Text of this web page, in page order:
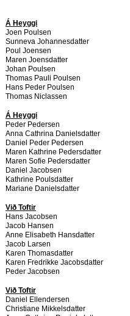
Á Heyggi
Joen Poulsen
Sunneva Johannesdatter
Poul Joensen
Maren Joensdatter
Johan Poulsen
Thomas Pauli Poulsen
Hans Peder Poulsen
Thomas Niclassen
Á Heyggi
Peder Pedersen
Anna Cathrina Danielsdatter
Daniel Peder Pedersen
Maren Kathrine Pedersdatter
Maren Sofie Pedersdatter
Daniel Jacobsen
Kathrine Poulsdatter
Mariane Danielsdatter
Við Toftir
Hans Jacobsen
Jacob Hansen
Anne Elisabeth Hansdatter
Jacob Larsen
Karen Thomasdatter
Karen Fredrikke Jacobsdatter
Peder Jacobsen
Við Toftir
Daniel Ellendersen
Christiane Mikkelsdatter